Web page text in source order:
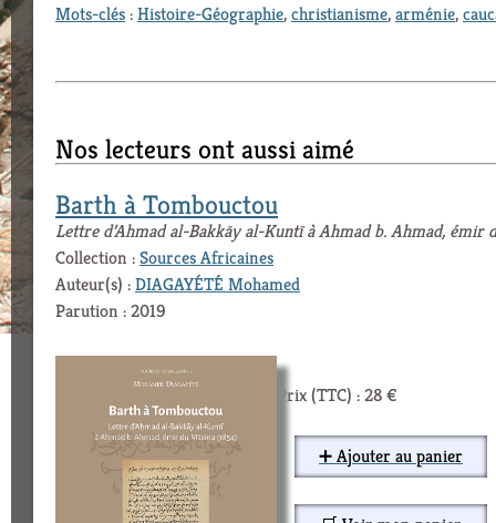
Mots-clés:Histoire-Géographie,christianisme,arménie,
Nos lecteurs ont aussi aimé
Barth à Tombouctou
Lettre d’Ahmad al-Bakkāy al-Kuntī à Ahmad b. Ahmad, émir
Collection :Sources Africaines
Auteur(s) :DIAGAYÉTÉ Mohamed
Parution : 2019
Prix (TTC) : 28 €
➕ Ajouter au panier